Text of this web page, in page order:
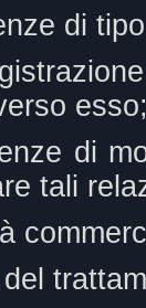
di
esso;
di
tali